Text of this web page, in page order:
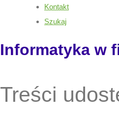
Kontakt
Szukaj
Informatyka w
Treści